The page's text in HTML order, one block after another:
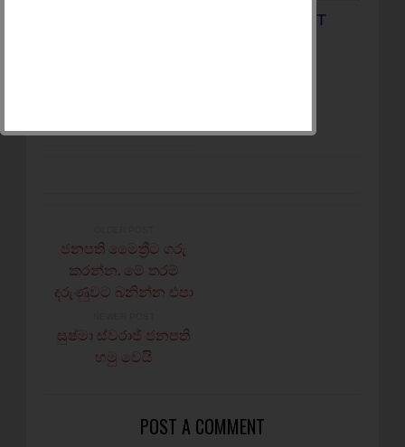
මෙම පුවතට අදාලව පහතින් COMMENT
ජනපති මෛත්‍රීට ගරු
කරන්න. මේ තරම්
දරුණුවට බනින්න එපා
සුෂ්මා ස්වරාජ් ජනපති
හමු වෙයි
POST A COMMENT